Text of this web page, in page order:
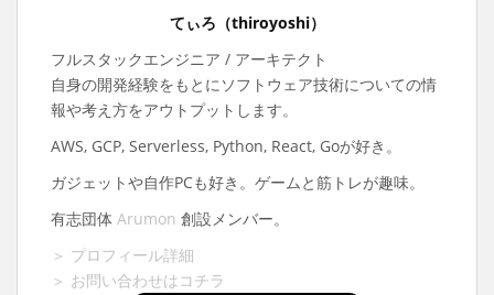
てぃろ（thiroyoshi）
フルスタックエンジニア / アーキテクト
自身の開発経験をもとにソフトウェア技術についての情
報や考え方をアウトプットします。
AWS, GCP, Serverless, Python, React, Goが好き。
ガジェットや自作PCも好き。ゲームと筋トレが趣味。
有志団体 Arumon 創設メンバー。
＞ プロフィール詳細
＞ お問い合わせはコチラ